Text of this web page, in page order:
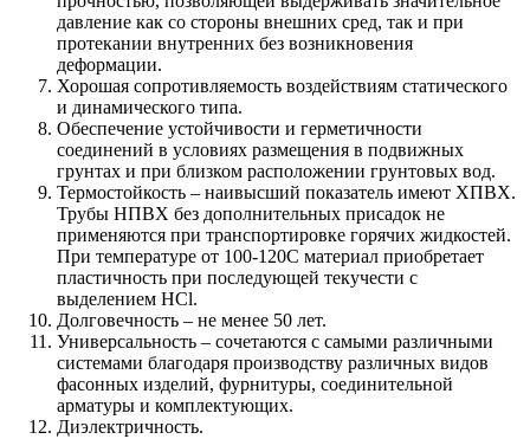
давление как со стороны внешних сред, так и при
протекании внутренних без возникновения
деформации.
Хорошая сопротивляемость воздействиям статического
и динамического типа.
Обеспечение устойчивости и герметичности
соединений в условиях размещения в подвижных
грунтах и при близком расположении грунтовых вод.
Термостойкость – наивысший показатель имеют ХПВХ.
Трубы НПВХ без дополнительных присадок не
применяются при транспортировке горячих жидкостей.
При температуре от 100-120С материал приобретает
пластичность при последующей текучести с
выделением HCl.
Долговечность – не менее 50 лет.
Универсальность – сочетаются с самыми различными
системами благодаря производству различных видов
фасонных изделий, фурнитуры, соединительной
арматуры и комплектующих.
Диэлектричность.